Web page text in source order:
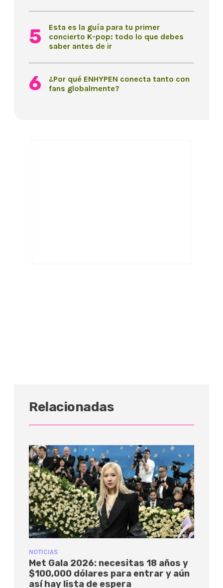
Esta es la guía para tu primer
concierto K-pop: todo lo que debes
saber antes de ir
¿Por qué ENHYPEN conecta tanto con
fans globalmente?
Relacionadas
NOTICIAS
Met Gala 2026: necesitas 18 años y
$100,000 dólares para entrar y aún
así hay lista de espera